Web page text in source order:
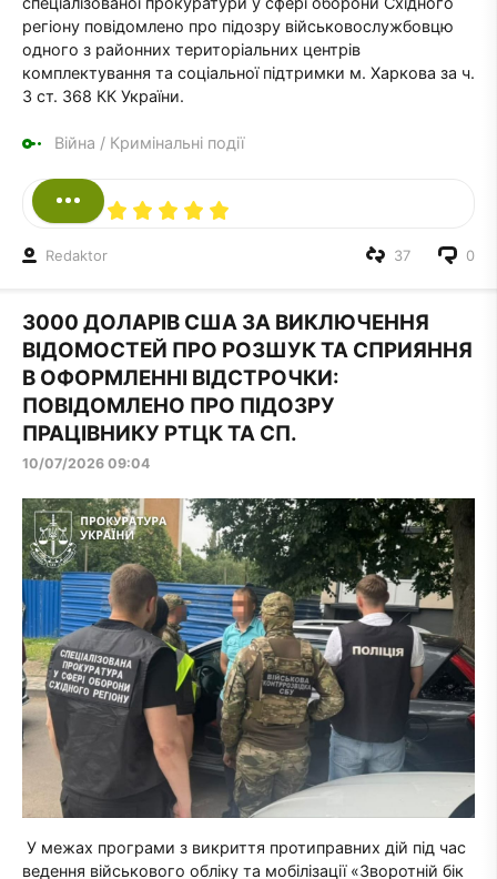
регіону повідомлено про підозру військовослужбовцю
одного з районних територіальних центрів
комплектування та соціальної підтримки м. Харкова за ч.
3 ст. 368 КК України.
Війна / Кримінальні події
Redaktor 0
37
3000 ДОЛАРІВ США ЗА ВИКЛЮЧЕННЯ
ВІДОМОСТЕЙ ПРО РОЗШУК ТА СПРИЯННЯ
В ОФОРМЛЕННІ ВІДСТРОЧКИ:
ПОВІДОМЛЕНО ПРО ПІДОЗРУ
ПРАЦІВНИКУ РТЦК ТА СП.
10/07/2026 09:04
У межах програми з викриття протиправних дій під час
ведення військового обліку та мобілізації «Зворотній бік